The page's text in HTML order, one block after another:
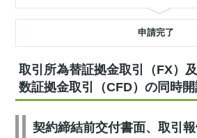
申請完了
取引所為替証拠金取引（FX）
数証拠金取引（CFD）の同時
契約締結前交付書面、取引